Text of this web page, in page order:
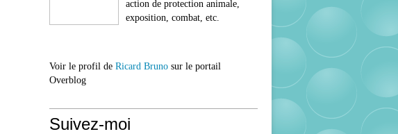
action de protection animale,
exposition, combat, etc.
Voir le profil de Ricard Bruno sur le portail
Overblog
Suivez-moi